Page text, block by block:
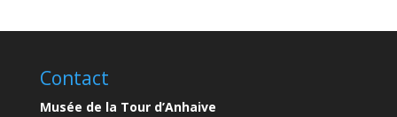
Contact
Musée de la Tour d’Anhaive